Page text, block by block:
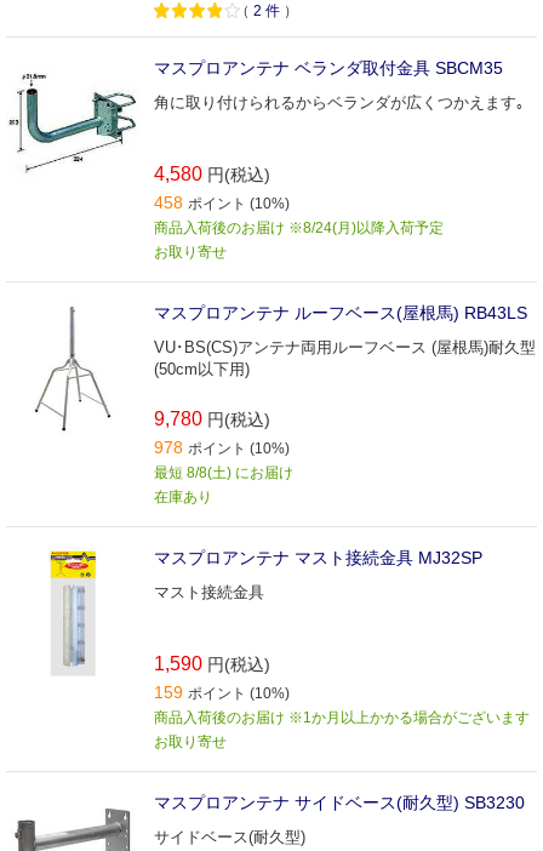
（ 2 件 ）
マスプロアンテナ ベランダ取付金具 SBCM35
角に取り付けられるからベランダが広くつかえます｡
4,580 円(税込)
458 ポイント (10%)
商品入荷後のお届け ※8/24(月)以降入荷予定
お取り寄せ
マスプロアンテナ ルーフベース(屋根馬) RB43LS
VU･BS(CS)アンテナ両用ルーフベース (屋根馬)耐久型
(50cm以下用)
9,780 円(税込)
978 ポイント (10%)
最短 8/8(土) にお届け
在庫あり
マスプロアンテナ マスト接続金具 MJ32SP
マスト接続金具
1,590 円(税込)
159 ポイント (10%)
商品入荷後のお届け ※1か月以上かかる場合がございます
お取り寄せ
マスプロアンテナ サイドベース(耐久型) SB3230
サイドベース(耐久型)